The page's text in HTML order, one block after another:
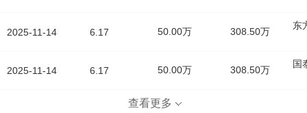
2025-11-14
2025-11-14
6.17 50.00万 308.50万
东
6.17 50.00万 308.50万
国
查看更多